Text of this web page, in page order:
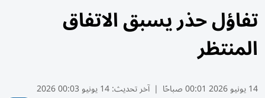
تفاؤل حذر يسبق الاتفاق
المنتظر
14 يونيو 2026 00:01 صباحًا | آخر تحديث:14 يونيو 00:03 2026